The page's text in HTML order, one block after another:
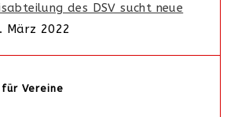
des DSV sucht neue
März 2022
Vereine